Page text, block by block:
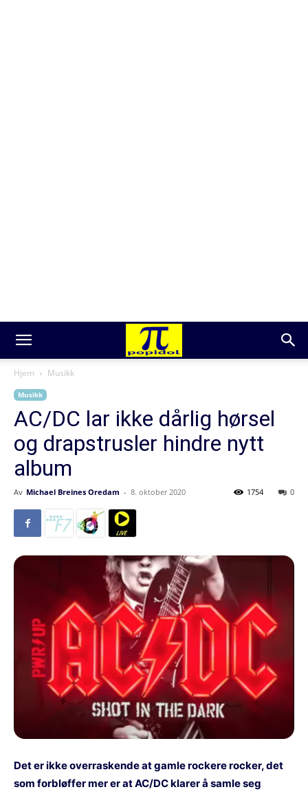
Hjem Musikk
Musikk
AC/DC lar ikke dårlig hørsel
og drapstrusler hindre nytt
album
Av Michael Breines Oredam - 8. oktober 2020 0
1754
Det er ikke overraskende at gamle rockere rocker, det
som forbløffer mer er at AC/DC klarer å samle seg